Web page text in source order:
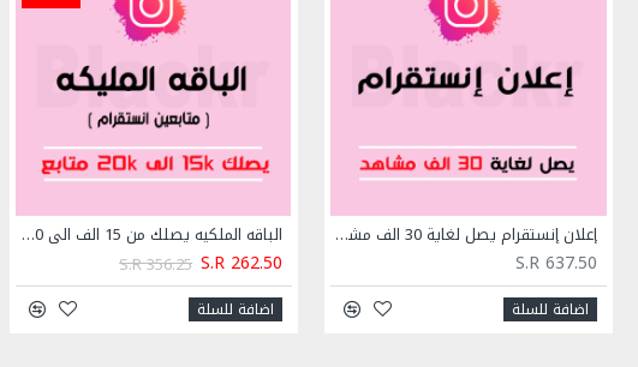
إعلان إنستقرام يصل لغاية 30 الف مشاهد
S.R 637.50
اضافة للسلة
الباقه الملكيه يصلك من 15 الف الى 20 الف متابع انستقرام
S.R 262.50
S.R 356.25
اضافة للسلة